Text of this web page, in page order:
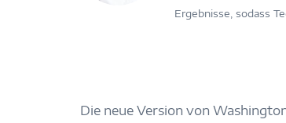
Ergebnisse, sodass
Die neue Version von